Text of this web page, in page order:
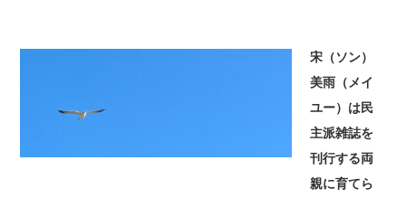
宋（ソン）
美雨（メイ
ユー）は民
主派雑誌を
刊行する両
親に育てら